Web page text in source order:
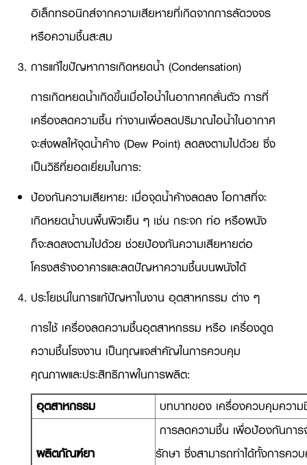
อิเล็กทรอนิกส์จากความเสียหายที่เกิดจากการลัดวงจร
หรือความชื้นสะสม
การแก้ไขปัญหาการเกิดหยดน้ำ (Condensation)
การเกิดหยดน้ำเกิดขึ้นเมื่อไอน้ำในอากาศกลั่นตัว การที่
เครื่องลดความชื้น ทำงานเพื่อลดปริมาณไอน้ำในอากาศ
จะส่งผลให้จุดน้ำค้าง (Dew Point) ลดลงตามไปด้วย ซึ่ง
เป็นวิธีที่ยอดเยี่ยมในการ:
ป้องกันความเสียหาย: เมื่อจุดน้ำค้างลดลง โอกาสที่จะ
เกิดหยดน้ำบนพื้นผิวเย็น ๆ เช่น กระจก ท่อ หรือผนัง
ก็จะลดลงตามไปด้วย ช่วยป้องกันความเสียหายต่อ
โครงสร้างอาคารและลดปัญหาความชื้นบนผนังได้
ประโยชน์ในการแก้ปัญหาในงาน อุตสาหกรรม ต่าง ๆ
การใช้ เครื่องลดความชื้นอุตสาหกรรม หรือ เครื่องดูด
ความชื้นโรงงาน เป็นกุญแจสำคัญในการควบคุม
คุณภาพและประสิทธิภาพในการผลิต:
อุตสาหกรรม
บทบาทของ เครื่องควบคุมควา
ผลิตภัณฑ์ยา
การลดความชื้น เพื่อป้องกันกา
รักษา ซึ่งสามารถทำได้ทั้งการคว